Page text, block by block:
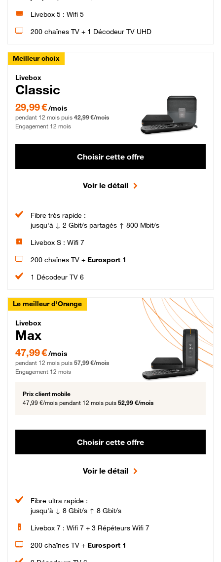
Livebox 5 : Wifi 5
200 chaînes TV + 1 Décodeur TV UHD
Meilleur choix
Livebox Classic Fibre
Livebox
Classic
29,99 € par mois pendant 12 mois puis 42,99 € par mois, Engagement 12 mois
29,99 €/mois
pendant 12 mois puis 42,99 €/mois
Engagement 12 mois
Choisir cette offre
Voir le détail
Fibre très rapide :
jusqu'à ↓ 2 Gbit/s partagés ↑ 800 Mbit/s
Livebox S : Wifi 7
200 chaînes TV + Eurosport 1
1 Décodeur TV 6
Le meilleur d'Orange
Livebox Max Fibre
Livebox
Max
47,99 € par mois pendant 12 mois puis 57,99 € par mois, Engagement 12 mois
47,99 €/mois
pendant 12 mois puis 57,99 €/mois
Engagement 12 mois
Prix client mobile
47,99 €/mois pendant 12 mois puis 52,99 €/mois
Choisir cette offre
Voir le détail
Fibre ultra rapide :
jusqu'à ↓ 8 Gbit/s ↑ 8 Gbit/s
Livebox 7 : Wifi 7 + 3 Répéteurs Wifi 7
200 chaînes TV + Eurosport 1